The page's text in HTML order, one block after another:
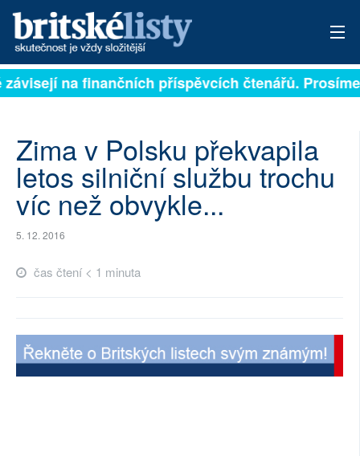
PŘIHLÁSIT
ARCHIV
ROZHOVORY
TÉMATA
NEJČTENĚJŠÍ ZA 7 DNÍ
PŘÍSPĚVKY NA PROVOZ
SOCIÁLNÍ SÍTĚ
na finančních příspěvcích čtenářů.
Zima v Polsku překvapila
letos silniční službu trochu
víc než obvykle...
5. 12. 2016
čas čtení < 1 minuta